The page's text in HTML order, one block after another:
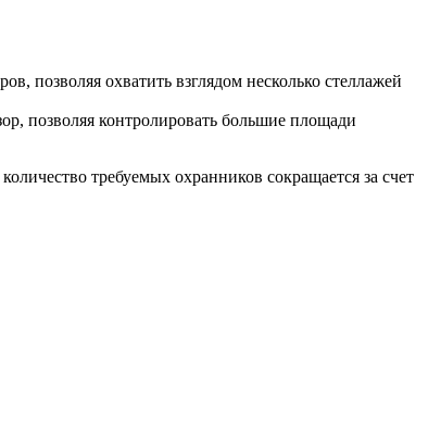
позволяя охватить взглядом несколько стеллажей
позволяя контролировать большие площади
требуемых охранников сокращается за счет